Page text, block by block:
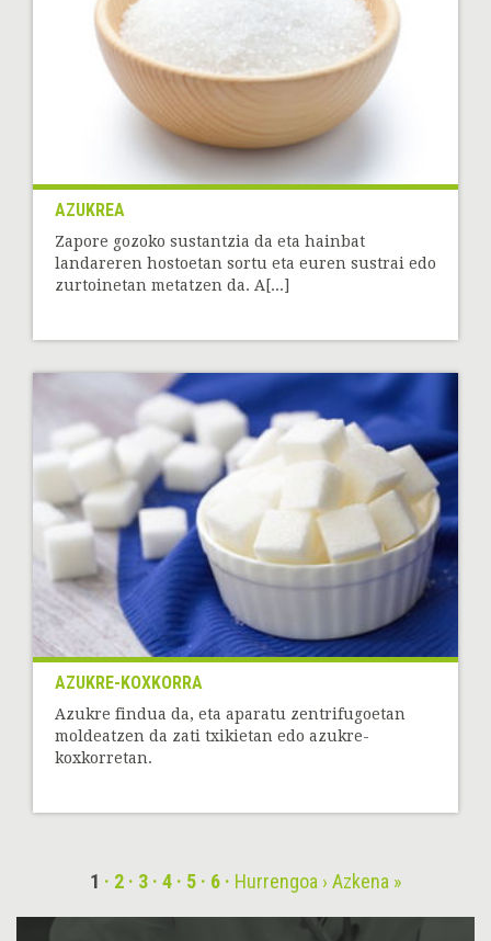
AZUKREA
Zapore gozoko sustantzia da eta hainbat
landareren hostoetan sortu eta euren sustrai edo
zurtoinetan metatzen da. A[...]
AZUKRE-KOXKORRA
Azukre findua da, eta aparatu zentrifugoetan
moldeatzen da zati txikietan edo azukre-
koxkorretan.
1 2 3 4 5 6 Hurrengoa › Azkena »